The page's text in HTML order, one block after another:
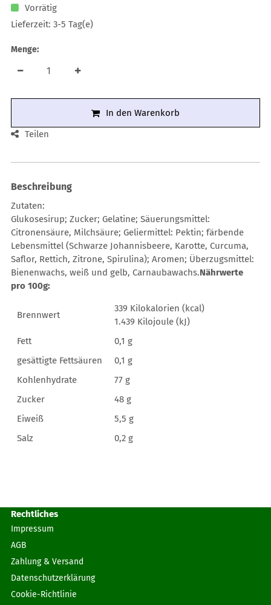
Vorrätig
Lieferzeit: 3-5 Tag(e)
Menge:
In den Warenkorb
Teilen
Beschreibung
Zutaten:
Glukosesirup; Zucker; Gelatine; Säuerungsmittel:
Citronensäure, Milchsäure; Geliermittel: Pektin; färbende
Lebensmittel (Schwarze Johannisbeere, Karotte, Curcuma,
Saflor, Rettich, Zitrone, Spirulina); Aromen; Überzugsmittel:
Bienenwachs, weiß und gelb, Carnaubawachs.Nährwerte
pro 100g:
Brennwert
339 Kilokalorien (kcal)
1.439 Kilojoule (kJ)
Fett
0,1 g
gesättigte Fettsäuren
0,1 g
Kohlenhydrate
77 g
Zucker
48 g
Eiweiß
5,5 g
Salz
0,2 g
Rechtliches
Impressum
AGB
Zahlung & Versand
Datenschutzerklärung
Cookie-Richtlinie